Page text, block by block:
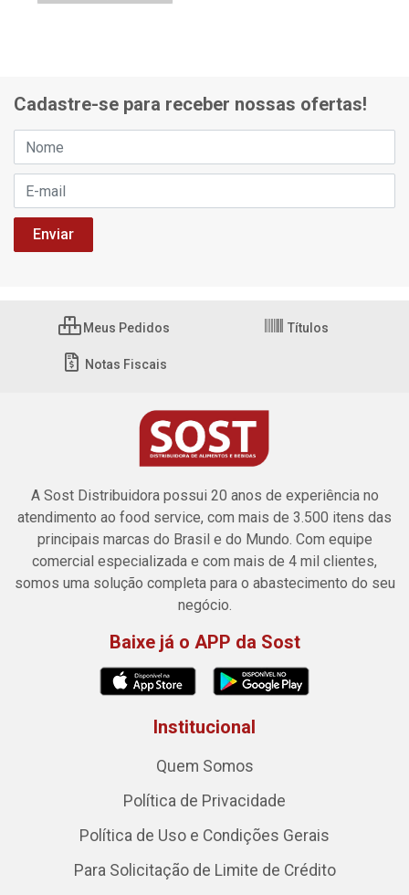
Cadastre-se para receber nossas ofertas!
Meus Pedidos Títulos
Notas Fiscais
A Sost Distribuidora possui 20 anos de experiência no
atendimento ao food service, com mais de 3.500 itens das
principais marcas do Brasil e do Mundo. Com equipe
comercial especializada e com mais de 4 mil clientes,
somos uma solução completa para o abastecimento do seu
negócio.
Baixe já o APP da Sost
Institucional
Quem Somos
Política de Privacidade
Política de Uso e Condições Gerais
Para Solicitação de Limite de Crédito